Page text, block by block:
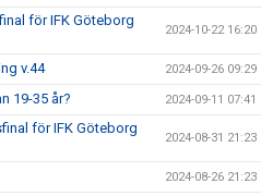
för IFK Göteborg
2024-10-22 16:20
v.44 2024-09-26 09:29
19-35 år? 2024-09-11 07:41
för IFK Göteborg
2024-08-31 21:23
2024-08-26 21:23